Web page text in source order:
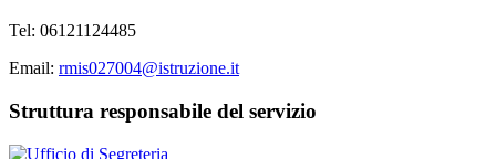
Tel: 06121124485
Email: rmis027004@istruzione.it
Struttura responsabile del servizio